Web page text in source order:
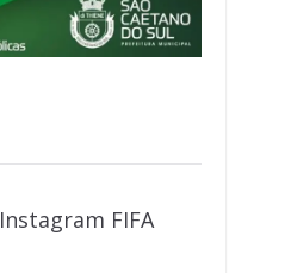
Instagram FIFA